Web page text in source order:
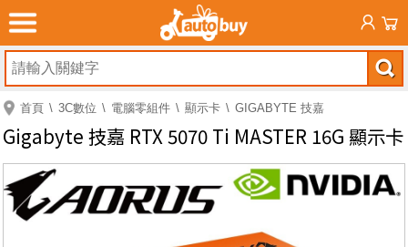
首頁 3C數位 電腦零組件 顯示卡 GIGABYTE 技嘉
Gigabyte 技嘉 RTX 5070 Ti MASTER 16G 顯示卡